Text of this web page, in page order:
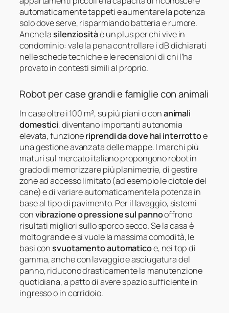
automaticamente tappeti e aumentare la potenza
solo dove serve, risparmiando batteria e rumore.
Anche lasilenziositàè un plus per chi vive in
condominio: vale la pena controllare i dB dichiarati
nelle schede tecniche e le recensioni di chi l’ha
provato in contesti simili al proprio.
Robot per case grandi e famiglie con animali
In case oltre i 100 m², su più piani o conanimali
domestici, diventano importanti autonomia
elevata, funzioneriprendi da dove hai interrottoe
una gestione avanzata delle mappe. I marchi più
maturi sul mercato italiano propongono robot in
grado di memorizzare più planimetrie, di gestire
zone ad accesso limitato (ad esempio le ciotole del
cane) e di variare automaticamente la potenza in
base al tipo di pavimento. Per il lavaggio, sistemi
convibrazione o pressione sul pannooffrono
risultati migliori sullo sporco secco. Se la casa è
molto grande e si vuole la massima comodità, le
basi consvuotamento automaticoe, nei top di
gamma, anche con lavaggio e asciugatura del
panno, riducono drasticamente la manutenzione
quotidiana, a patto di avere spazio sufficiente in
ingresso o in corridoio.